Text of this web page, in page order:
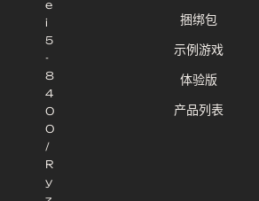
e
i
5
-
8
4
0
0
/
R
y
捆绑包
示例游戏
体验版
产品列表